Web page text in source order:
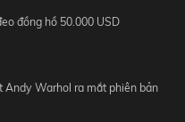
đồng hồ 50.000 USD
Andy Warhol ra mắt phiên bản